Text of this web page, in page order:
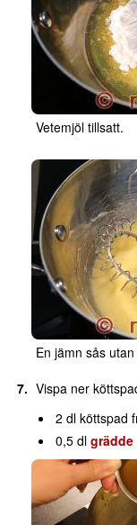
Vetemjöl tillsatt.
En jämn sås
Vispa ner
2 dl köttspad
0,5 dlgrädde